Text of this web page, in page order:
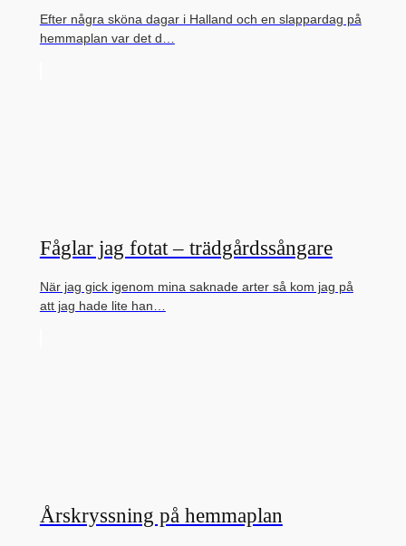
Efter några sköna dagar i Halland och en slappardag på
hemmaplan var det d…
Fåglar jag fotat – trädgårdssångare
När jag gick igenom mina saknade arter så kom jag på
att jag hade lite han…
Årskryssning på hemmaplan